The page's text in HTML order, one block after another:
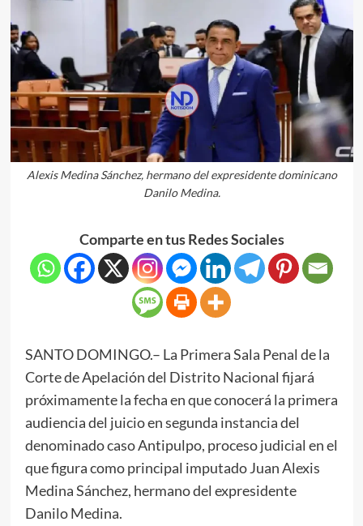
Alexis Medina Sánchez, hermano del expresidente dominicano
Danilo Medina.
Comparte en tus Redes Sociales
SANTO DOMINGO.– La Primera Sala Penal de la
Corte de Apelación del Distrito Nacional fijará
próximamente la fecha en que conocerá la primera
audiencia del juicio en segunda instancia del
denominado caso Antipulpo, proceso judicial en el
que figura como principal imputado Juan Alexis
Medina Sánchez, hermano del expresidente
Danilo Medina.